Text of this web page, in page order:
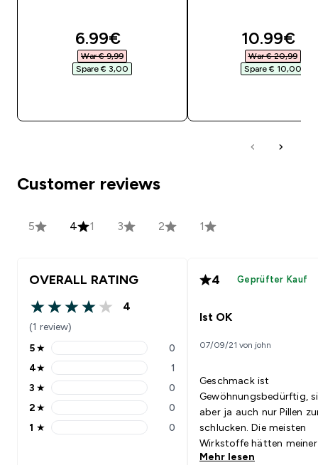
discounted price
6.99€‎
War € 9,99‎
Spare € 3,00‎
10.99€‎
War € 20,99‎
Spare € 10,00‎
Customer reviews
5 4 1 3 2 1
OVERALL RATING
4 out of 5 stars
4
(1 review)
5 stars rating 0 reviews
5★ 0
4 stars rating 1 reviews
4★ 1
3 stars rating 0 reviews
3 ★ 0
2 stars rating 0 reviews
2★ 0
1 stars rating 0 reviews
1 ★ 0
4 Geprüfter Kauf
Ist OK
07/09/21 von john
Geschmack ist
Gewöhnungsbedürftig,
aber ja auch nur Pillen
schlucken. Die meisten
Wirkstoffe hätten meiner
Meinung nach etwas
Mehr lesen